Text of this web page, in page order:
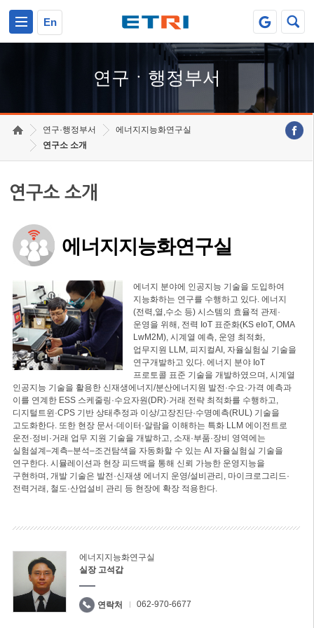
En
연구ㆍ행정부서
연구·행정부서
에너지지능화연구실
연구소 소개
연구소 소개
에너지지능화연구실
에너지 분야에 인공지능 기술을 도입하여
지능화하는 연구를 수행하고 있다. 에너지
(전력,열,수소 등) 시스템의 효율적 관제·
운영을 위해, 전력 IoT 표준화(KS eIoT, OMA
LwM2M), 시계열 예측, 운영 최적화,
업무지원 LLM, 피지컬AI, 자율실험실 기술을
연구개발하고 있다. 에너지 분야 IoT
프로토콜 표준 기술을 개발하였으며, 시계열
인공지능 기술을 활용한 신재생에너지/분산에너지원 발전·수요·가격 예측과
이를 연계한 ESS 스케줄링·수요자원(DR)·거래 전략 최적화를 수행하고,
디지털트윈·CPS 기반 상태추정과 이상/고장진단·수명예측(RUL) 기술을
고도화한다. 또한 현장 문서·데이터·알람을 이해하는 특화 LLM 에이전트로
운전·정비·거래 업무 지원 기술을 개발하고, 소재·부품·장비 영역에는
실험설계–계측–분석–조건탐색을 자동화할 수 있는 AI 자율실험실 기술을
연구한다. 시뮬레이션과 현장 피드백을 통해 신뢰 가능한 운영지능을
구현하며, 개발 기술은 발전·신재생 에너지 운영/설비관리, 마이크로그리드·
전력거래, 철도·산업설비 관리 등 현장에 확장 적용한다.
에너지지능화연구실
실장 고석갑
연락처 062-970-6677